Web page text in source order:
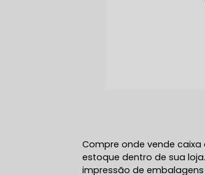
Compre onde vende
estoque dentro de sua
impressão de